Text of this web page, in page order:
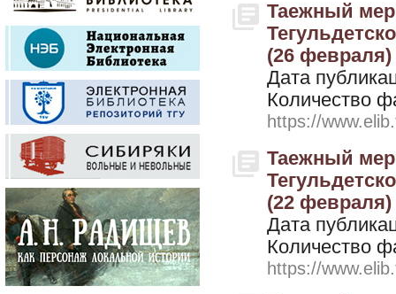
Таежный
(26 февраля)
Дата
Количество
https://
Таежный
(22 февраля)
Дата
Количество
https://